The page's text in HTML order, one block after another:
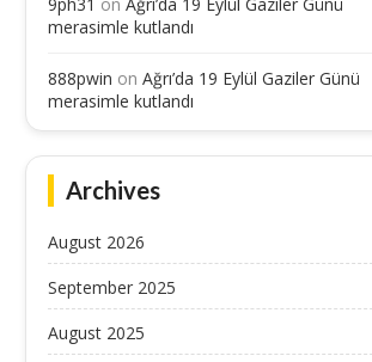
merasimle kutlandı
888pwin on Ağrı’da 19 Eylül Gaziler Günü
merasimle kutlandı
Archives
August 2026
September 2025
August 2025